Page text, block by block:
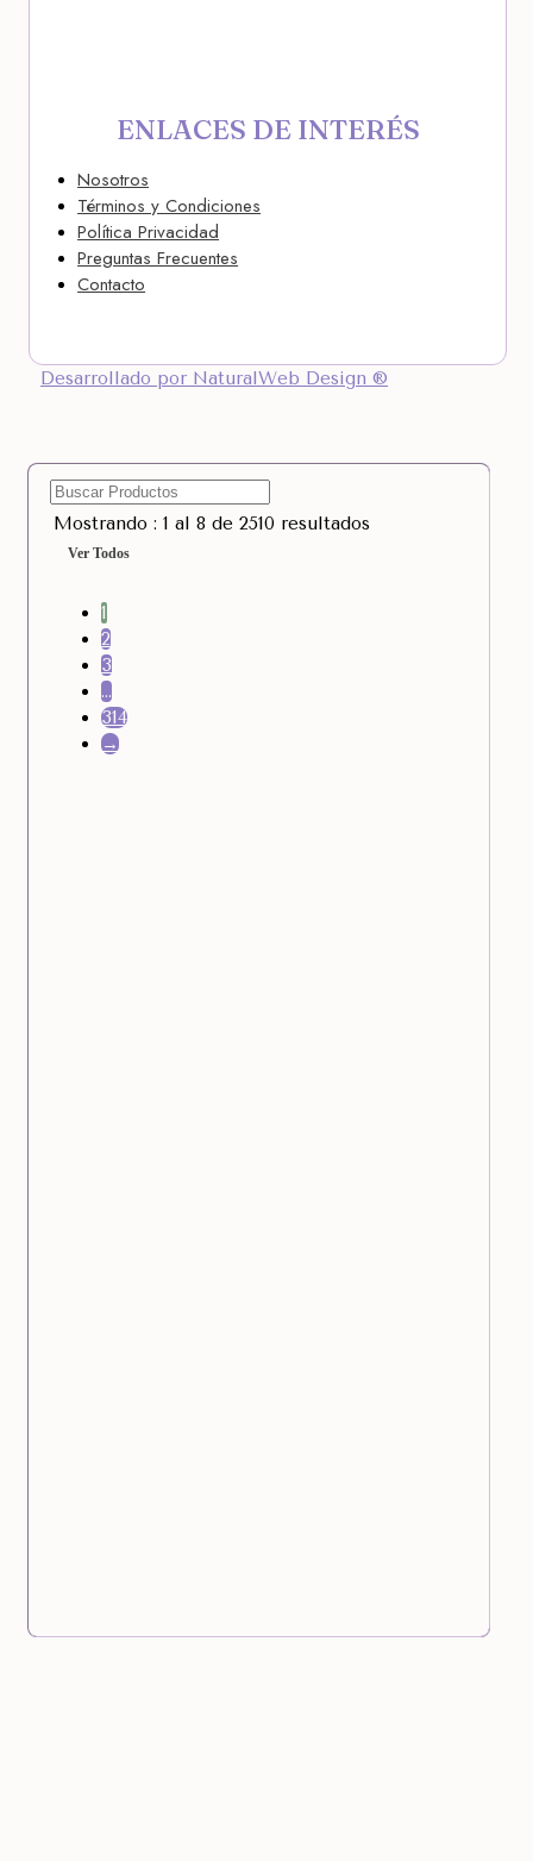
ENLACES DE INTERÉS
Nosotros
Términos y Condiciones
Política Privacidad
Preguntas Frecuentes
Contacto
Desarrollado por NaturalWeb Design ®
Mostrando : 1 al 8 de 2510 resultados
Ver Todos
1
2
3
…
314
→